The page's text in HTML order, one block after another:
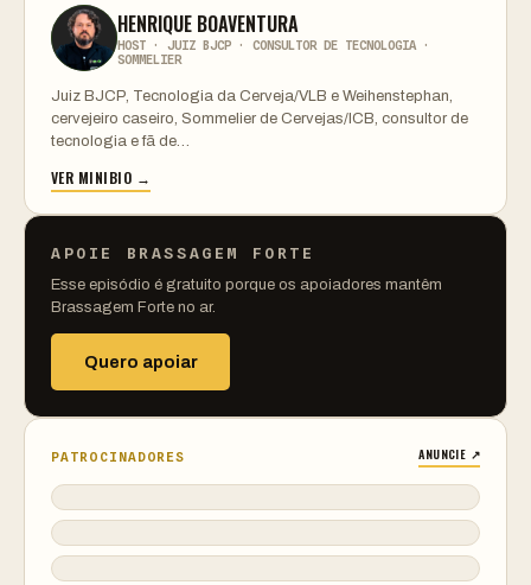
HENRIQUE BOAVENTURA
HOST · JUIZ BJCP · CONSULTOR DE TECNOLOGIA ·
SOMMELIER
Juiz BJCP, Tecnologia da Cerveja/VLB e Weihenstephan,
cervejeiro caseiro, Sommelier de Cervejas/ICB, consultor de
tecnologia e fã de…
VER MINIBIO →
APOIE BRASSAGEM FORTE
Esse episódio é gratuito porque os apoiadores mantêm
Brassagem Forte no ar.
Quero apoiar
PATROCINADORES ANUNCIE ↗